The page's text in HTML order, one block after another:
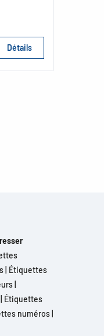
Détails
Étiquettes
Étiquettes
numéros